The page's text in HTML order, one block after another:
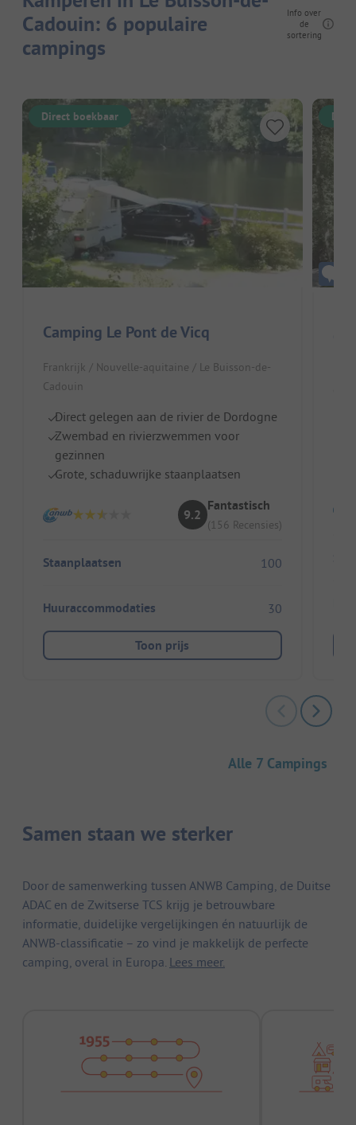
Cadouin: 6 populaire
campings
Info over
de
sortering
Direct boekbaar
Camping Le Pont de Vicq
Frankrijk / Nouvelle-aquitaine / Le Buisson-de-
Cadouin
Direct gelegen aan de rivier de Dordogne
Zwembad en rivierzwemmen voor
gezinnen
Grote, schaduwrijke staanplaatsen
9.2
Fantastisch
(156 Recensies)
Staanplaatsen 100
Huuraccommodaties 30
Toon prijs
Alle 7 Campings
Samen staan we sterker
Door de samenwerking tussen ANWB Camping, de Duitse
ADAC en de Zwitserse TCS krijg je betrouwbare
informatie, duidelijke vergelijkingen én natuurlijk de
ANWB-classificatie – zo vind je makkelijk de perfecte
camping, overal in Europa. Lees meer.